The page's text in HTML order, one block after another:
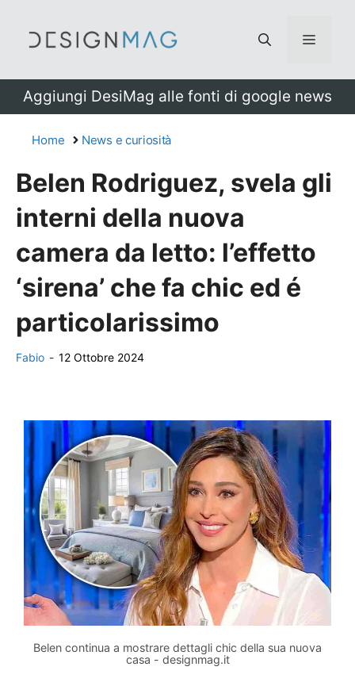
Menu
Aggiungi DesiMag alle fonti di google news
Home News e curiosità
Belen Rodriguez, svela gli
interni della nuova
camera da letto: l’effetto
‘sirena’ che fa chic ed é
particolarissimo
Fabio - 12 Ottobre 2024
Belen continua a mostrare dettagli chic della sua nuova
casa - designmag.it